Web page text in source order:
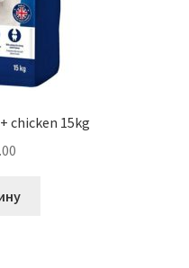
chicken 15kg